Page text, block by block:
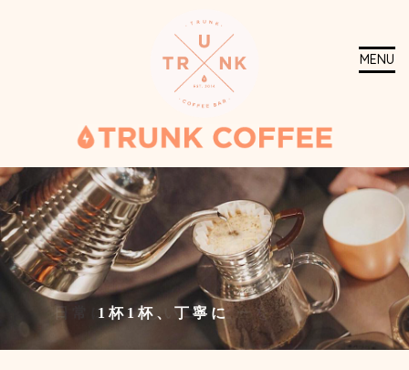
MENU
日常においしいコーヒーを
1杯1杯、丁寧に